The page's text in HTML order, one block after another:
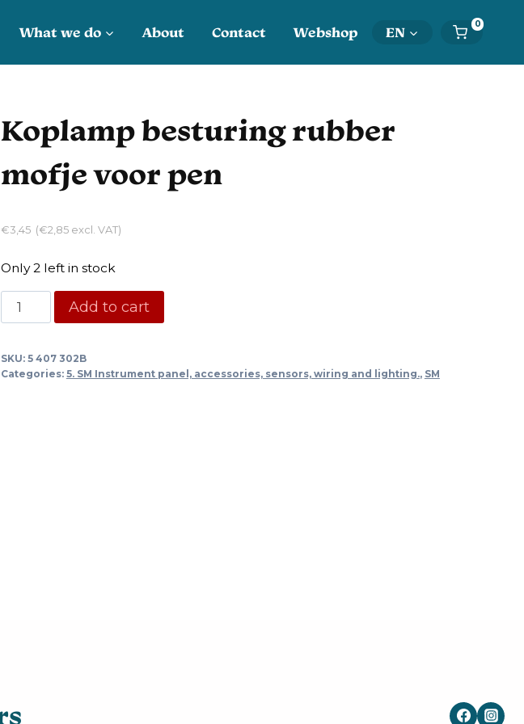
What we do About Contact Webshop EN 0
Koplamp besturing rubber
mofje voor pen
€3,45 (€2,85excl. VAT)
Only 2 left in stock
Koplamp
besturing
mofje
Add to cart
SKU: 5 407 302B
Categories: 5. SM Instrument panel, accessories, sensors, wiring and lighting., SM